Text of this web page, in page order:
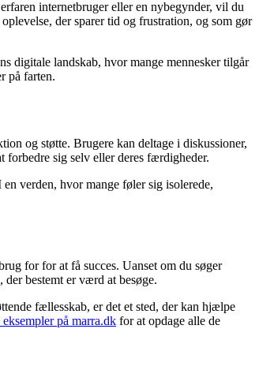
internetbruger eller en nybegynder, vil du
der sparer tid og frustration, og som gør
digitale landskab, hvor mange mennesker tilgår
på farten.
og støtte. Brugere kan deltage i diskussioner,
forbedre sig selv eller deres færdigheder.
verden, hvor mange føler sig isolerede,
for for at få succes. Uanset om du søger
bestemt er værd at besøge.
fællesskab, er det et sted, der kan hjælpe
eksempler på marra.dk for at opdage alle de